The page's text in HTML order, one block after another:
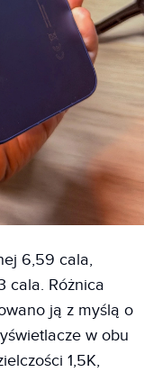
6,59 cala,
cala. Różnica
ją z myślą o
w obu
1,5K,